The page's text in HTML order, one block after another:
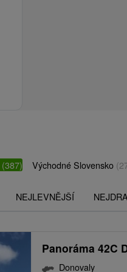
(387) Východné Slovensko
NEJLEVNĚJŠÍ
Panoráma 42C
Donovaly